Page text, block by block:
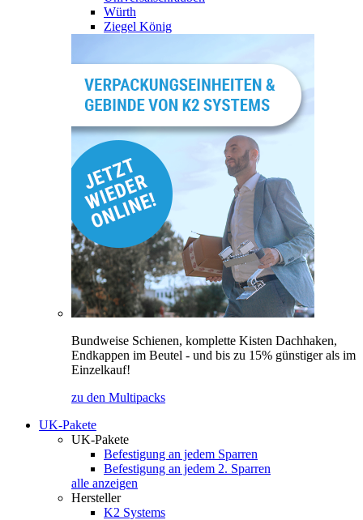
Würth
Ziegel König
Bundweise Schienen, komplette Kisten Dachhaken,
Endkappen im Beutel - und bis zu 15% günstiger als im
Einzelkauf!
zu den Multipacks
UK-Pakete
UK-Pakete
Befestigung an jedem Sparren
Befestigung an jedem 2. Sparren
alle anzeigen
Hersteller
K2 Systems